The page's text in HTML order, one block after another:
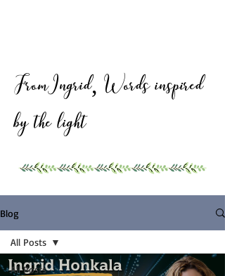
FromIngrid, Words inspired
by the light
Blog
All Posts
All Posts